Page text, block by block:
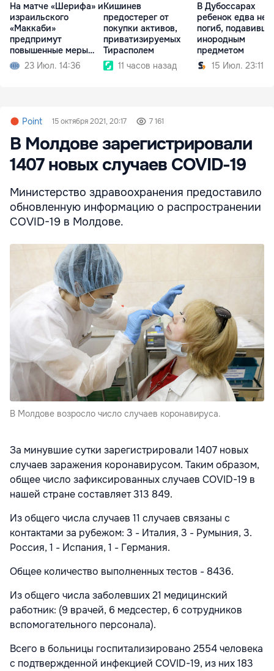
На матче «Шерифа» и
израильского
«Маккаби»
предпримут
повышенные меры
безопасности
23 Июл. 14:36
Кишинев
предостерег от
покупки активов,
приватизируемых
Тирасполем
11 часов назад
В Дубоссарах
ребенок едва не
погиб,
инородным
предметом
15 Июл. 23:11
Point 15 октября 2021, 20:17 7 161
В Молдове зарегистрировали
1407 новых случаев COVID-19
Министерство здравоохранения предоставило
обновленную информацию о распространении
COVID-19 в Молдове.
В Молдове возросло число случаев коронавируса.
За минувшие сутки зарегистрировали 1407 новых
случаев заражения коронавирусом. Таким образом,
общее число зафиксированных случаев COVID-19 в
нашей стране составляет 313 849.
Из общего числа случаев 11 случаев связаны с
контактами за рубежом: 3 - Италия, 3 - Румыния, 3.
Россия, 1 - Испания, 1 - Германия.
Общее количество выполненных тестов - 8436.
Из общего числа заболевших 21 медицинский
работник: (9 врачей, 6 медсестер, 6 сотрудников
вспомогательного персонала).
Всего в больницы госпитализировано 2554 человека
с подтвержденной инфекцией COVID-19, из них 183